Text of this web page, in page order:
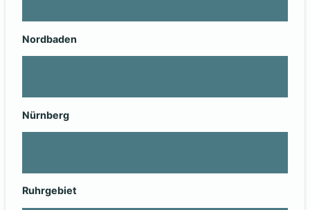
Nordbaden
Nürnberg
Ruhrgebiet